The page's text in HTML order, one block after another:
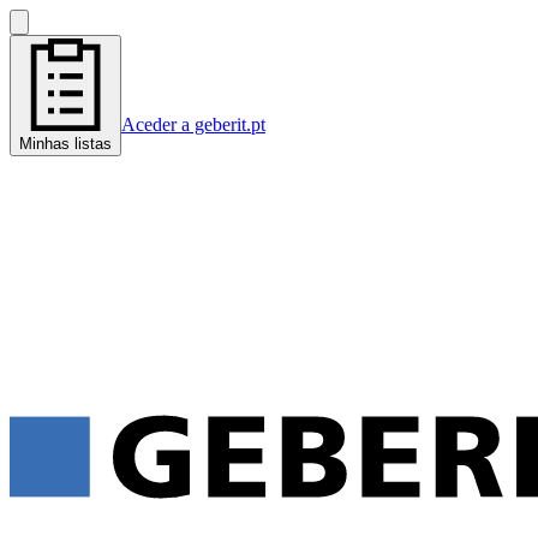
Minhas listas
Aceder a geberit.pt